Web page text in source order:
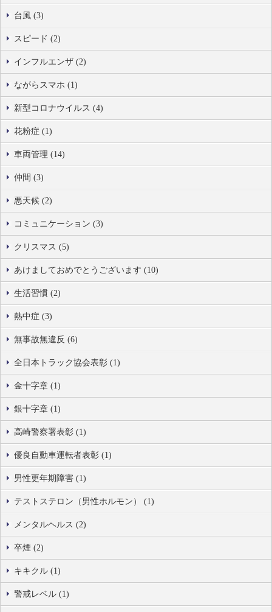
台風 (3)
スピード (2)
インフルエンザ (2)
ながらスマホ (1)
新型コロナウイルス (4)
花粉症 (1)
車両管理 (14)
仲間 (3)
悪天候 (2)
コミュニケーション (3)
クリスマス (5)
あけましておめでとうございます (10)
生活習慣 (2)
熱中症 (3)
無事故無違反 (6)
全日本トラック協会表彰 (1)
金十字章 (1)
銀十字章 (1)
高崎警察署表彰 (1)
優良自動車運転者表彰 (1)
男性更年期障害 (1)
テストステロン（男性ホルモン） (1)
メンタルヘルス (2)
卒煙 (2)
キキクル (1)
警戒レベル (1)